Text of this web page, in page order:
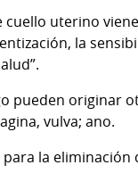
uterino
la
pueden originar
vulva; ano.
la